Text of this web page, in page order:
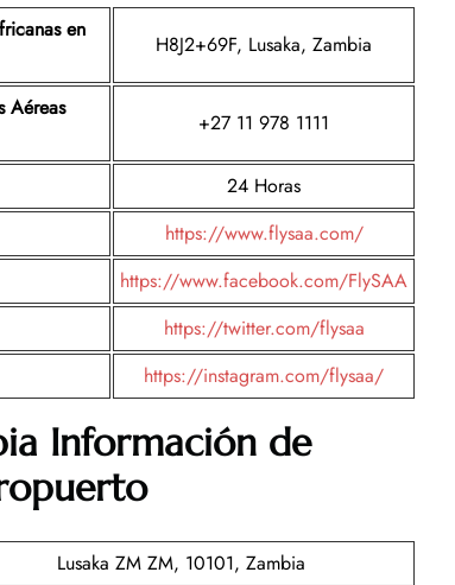
en
H8J2+69F, Lusaka, Zambia
Aéreas
+27 11 978 1111
24 Horas
https://www.flysaa.com/
https://www.facebook.com/FlySAA
https://twitter.com/flysaa
https://instagram.com/flysaa/
Información de
Lusaka ZM ZM, 10101, Zambia